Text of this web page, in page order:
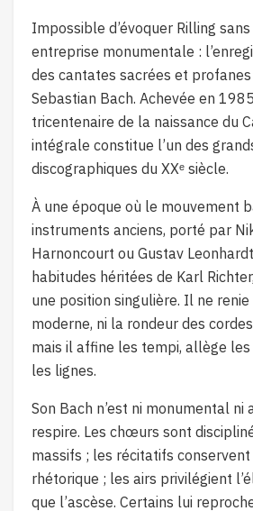
Impossible d’évoquer Rilling
entreprise monumentale :
des cantates sacrées et
Sebastian Bach. Achevée en
tricentenaire de la naissance du
intégrale constitue l’un des
discographiques du XXᵉ siècle.
À une époque où le mouvement
instruments anciens, porté par
Harnoncourt ou Gustav
habitudes héritées de Karl
une position singulière. Il ne renie
moderne, ni la rondeur des
mais il affine les tempi, allège
les lignes.
Son Bach n’est ni monumental ni
respire. Les chœurs sont
massifs ; les récitatifs
rhétorique ; les airs privilégient
que l’ascèse. Certains lui